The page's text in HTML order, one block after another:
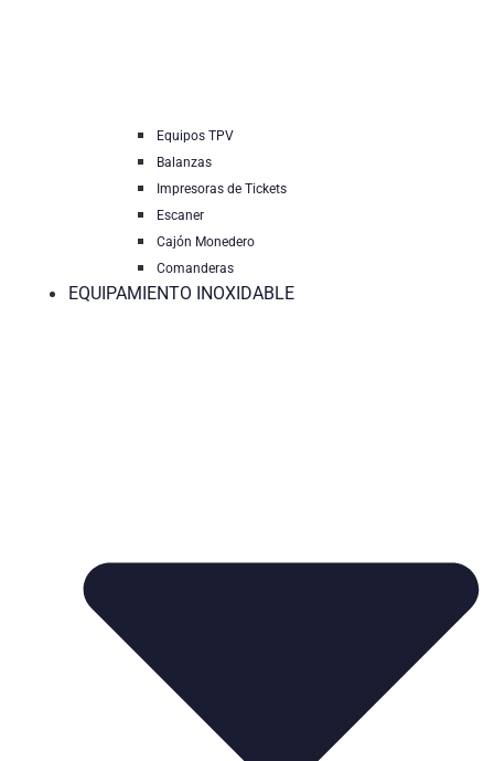
Equipos TPV
Balanzas
Impresoras de Tickets
Escaner
Cajón Monedero
Comanderas
EQUIPAMIENTO INOXIDABLE